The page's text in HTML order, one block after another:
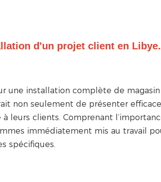
d'un projet client en Libye.
une installation complète de
non seulement de présenter
leurs clients. Comprenant
immédiatement mis au travail
spécifiques.